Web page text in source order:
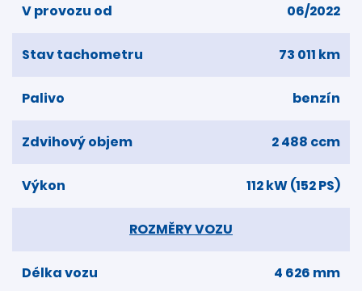
V provozu od 06/2022
Stav tachometru 73 011 km
Palivo benzín
Zdvihový objem 2 488 ccm
Výkon 112 kW (152 PS)
ROZMĚRY VOZU
Délka vozu 4 626 mm